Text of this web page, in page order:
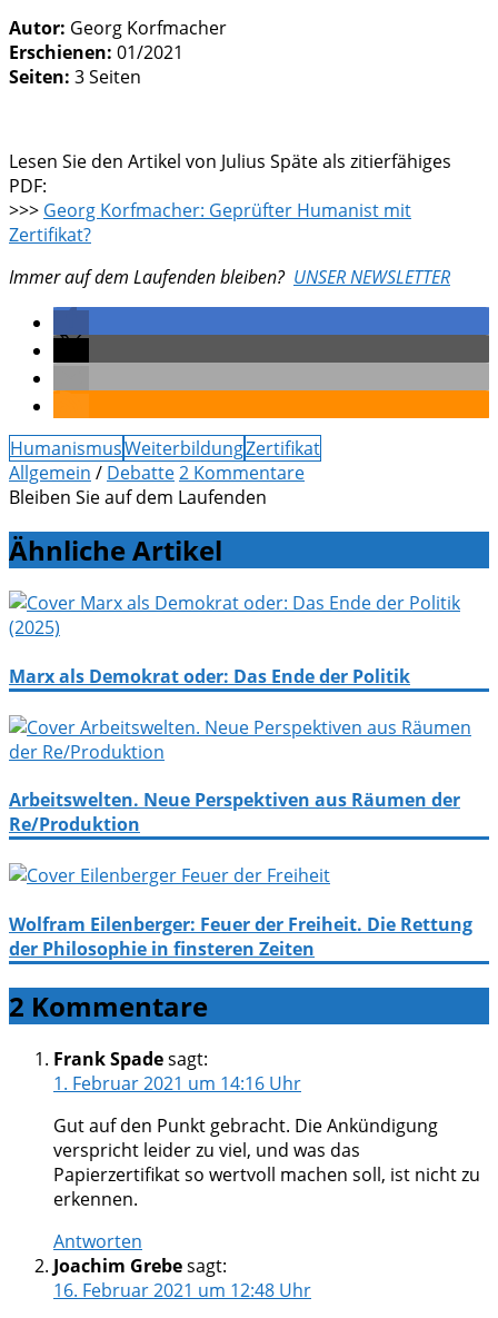
Autor: Georg Korfmacher
Erschienen: 01/2021
Seiten: 3 Seiten
Lesen Sie den Artikel von Julius Späte als zitierfähiges
PDF:
>>> Georg Korfmacher: Geprüfter Humanist mit
Zertifikat?
Immer auf dem Laufenden bleiben? UNSER NEWSLETTER
HumanismusWeiterbildungZertifikat
Allgemein / Debatte2 Kommentare
Bleiben Sie auf dem Laufenden
Ähnliche Artikel
Marx als Demokrat oder: Das Ende der Politik
Arbeitswelten. Neue Perspektiven aus Räumen der
Re/Produktion
Wolfram Eilenberger: Feuer der Freiheit. Die Rettung
der Philosophie in finsteren Zeiten
2 Kommentare
Frank Spadesagt:
1. Februar 2021 um 14:16 Uhr
Gut auf den Punkt gebracht. Die Ankündigung
verspricht leider zu viel, und was das
Papierzertifikat so wertvoll machen soll, ist nicht zu
erkennen.
Antworten
Joachim Grebesagt:
16. Februar 2021 um 12:48 Uhr